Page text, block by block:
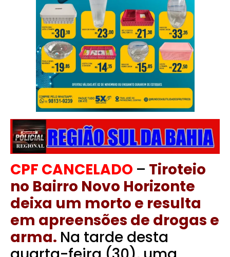
CPF CANCELADO – Tiroteio
no Bairro Novo Horizonte
deixa um morto e resulta
em apreensões de drogas e
arma. Na tarde desta